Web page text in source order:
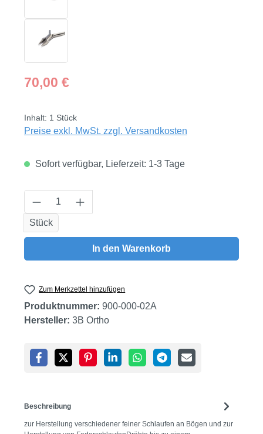
Regulärer Preis:
70,00 €
Inhalt: 1 Stück
Preise exkl. MwSt. zzgl. Versandkosten
Sofort verfügbar, Lieferzeit: 1-3 Tage
Produkt Anzahl: Gib den gewünschten
Stück
In den Warenkorb
Zum Merkzettel hinzufügen
Produktnummer: 900-000-02A
Hersteller: 3B Ortho
Beschreibung
zur Herstellung verschiedener feiner Schlaufen an Bögen und zur